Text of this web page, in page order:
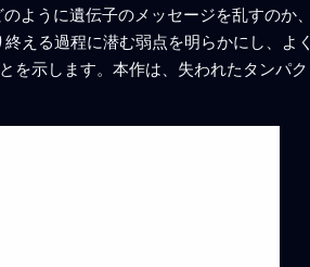
ように遺伝子のメッセージを乱すのか、
える過程に潜む弱点を明らかにし、よく
を示します。本作は、失われたタンパク